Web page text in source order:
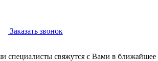
Заказать звонок
специалисты свяжутся с Вами в ближайшее